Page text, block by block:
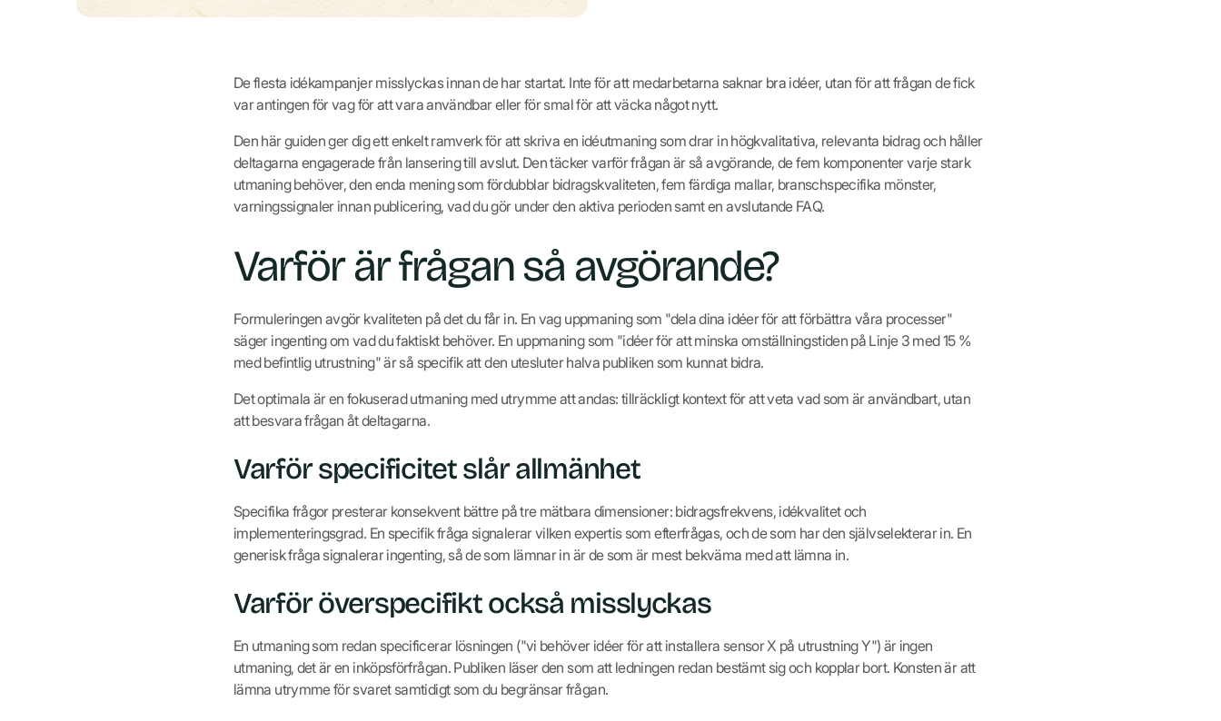
De flesta idékampanjer misslyckas innan de har startat. Inte för att medarbetarna saknar bra idéer, utan för att frågan de fick
var antingen för vag för att vara användbar eller för smal för att väcka något nytt.
Den här guiden ger dig ett enkelt ramverk för att skriva en idéutmaning som drar in högkvalitativa, relevanta bidrag och håller
deltagarna engagerade från lansering till avslut. Den täcker varför frågan är så avgörande, de fem komponenter varje stark
utmaning behöver, den enda mening som fördubblar bidragskvaliteten, fem färdiga mallar, branschspecifika mönster,
varningssignaler innan publicering, vad du gör under den aktiva perioden samt en avslutande FAQ.
Varför är frågan så avgörande?
Formuleringen avgör kvaliteten på det du får in. En vag uppmaning som "dela dina idéer för att förbättra våra processer"
säger ingenting om vad du faktiskt behöver. En uppmaning som "idéer för att minska omställningstiden på Linje 3 med 15 %
med befintlig utrustning" är så specifik att den utesluter halva publiken som kunnat bidra.
Det optimala är en fokuserad utmaning med utrymme att andas: tillräckligt kontext för att veta vad som är användbart, utan
att besvara frågan åt deltagarna.
Varför specificitet slår allmänhet
Specifika frågor presterar konsekvent bättre på tre mätbara dimensioner: bidragsfrekvens, idékvalitet och
implementeringsgrad. En specifik fråga signalerar vilken expertis som efterfrågas, och de som har den självselekterar in. En
generisk fråga signalerar ingenting, så de som lämnar in är de som är mest bekväma med att lämna in.
Varför överspecifikt också misslyckas
En utmaning som redan specificerar lösningen ("vi behöver idéer för att installera sensor X på utrustning Y") är ingen
utmaning, det är en inköpsförfrågan. Publiken läser den som att ledningen redan bestämt sig och kopplar bort. Konsten är att
lämna utrymme för svaret samtidigt som du begränsar frågan.